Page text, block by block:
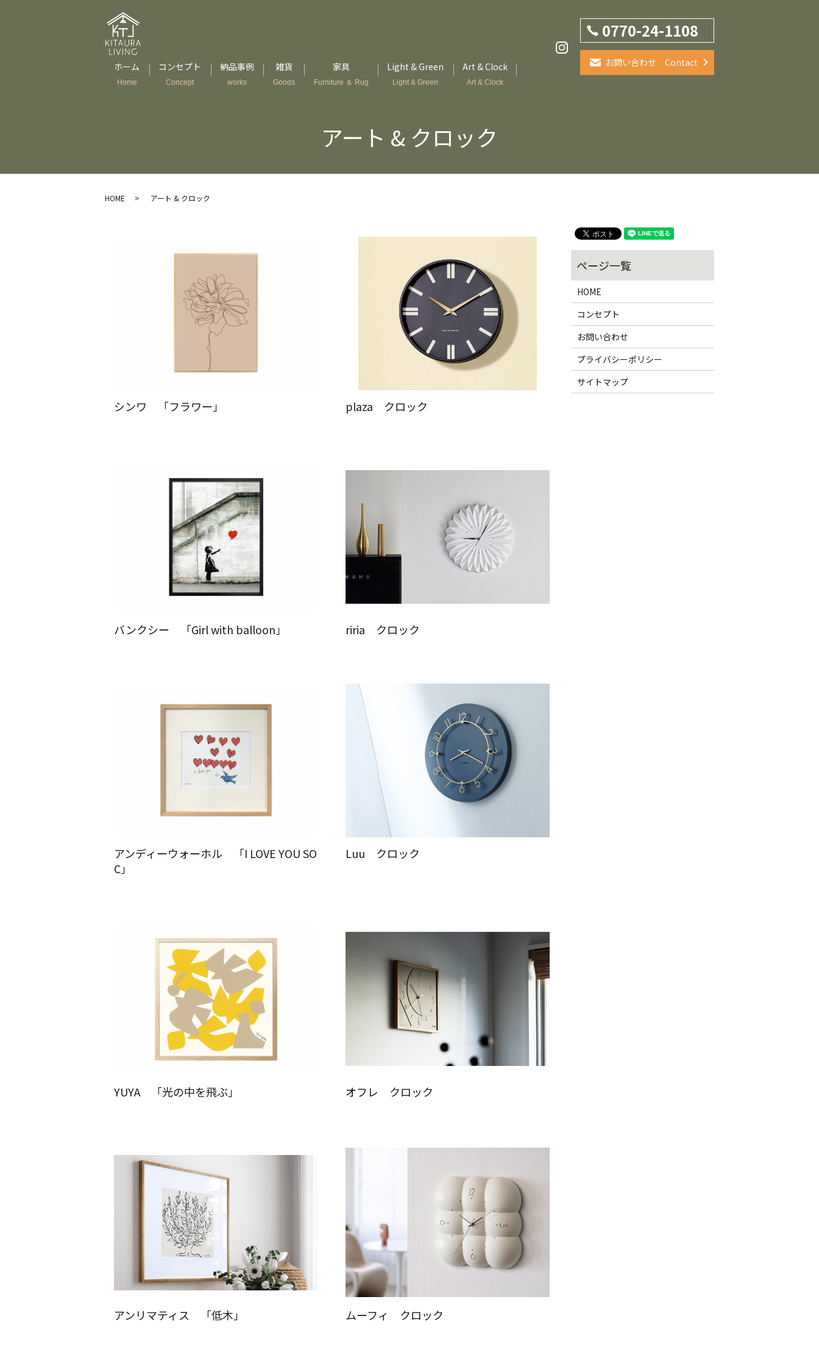
0770-24-1108
お問い合わせ Contact
ホーム
Home
コンセプト
Concept
納品事例
works
雑貨
Goods
家具
Furniture ＆ Rug
Light & Green
Light & Green
Art & Clock
Art & Clock
アート & クロック
HOME アート & クロック
シンワ 「フラワー」 plaza クロック
バンクシー 「Girl with balloon」 riria クロック
アンディーウォーホル 「I LOVE YOU SO
C」
Luu クロック
YUYA 「光の中を飛ぶ」 オフレ クロック
アンリマティス 「低木」 ムーフィ クロック
HOME
コンセプト
お問い合わせ
プライバシーポリシー
サイトマップ